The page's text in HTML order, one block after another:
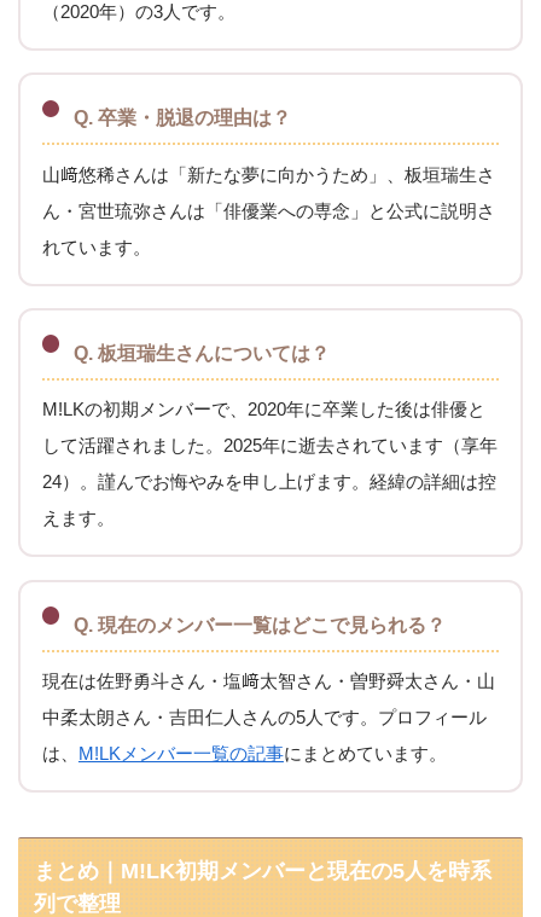
（2020年）の3人です。
Q. 卒業・脱退の理由は？
山﨑悠稀さんは「新たな夢に向かうため」、板垣瑞生さ
ん・宮世琉弥さんは「俳優業への専念」と公式に説明さ
れています。
Q. 板垣瑞生さんについては？
M!LKの初期メンバーで、2020年に卒業した後は俳優と
して活躍されました。2025年に逝去されています（享年
24）。謹んでお悔やみを申し上げます。経緯の詳細は控
えます。
Q. 現在のメンバー一覧はどこで見られる？
現在は佐野勇斗さん・塩﨑太智さん・曽野舜太さん・山
中柔太朗さん・吉田仁人さんの5人です。プロフィール
は、 M!LKメンバー一覧の記事にまとめています。
まとめ｜M!LK初期メンバーと現在の5人を時系
列で整理